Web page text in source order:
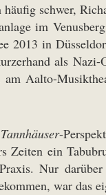
schwer,
im
2013 in
als
Aalto-
Tannhäuser-
Zeiten ein
Nur
war das